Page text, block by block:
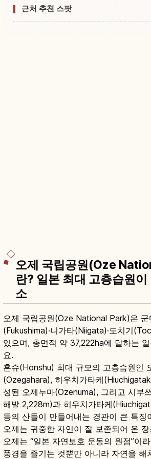
근처 추천 스팟
오제 국립공원(Oze
란? 일본 최대 고층습원이
소
오제 국립공원(Oze National Park)은 군
(Fukushima)·니가타(Niigata)·도치기
있으며, 총면적 약 37,222ha에 달하는
요.
혼슈(Honshu) 최대 규모의 고층습원인
(Ozegahara), 히우치가타케
성된 오제누마(Ozenuma), 그리고 시부
해발 2,228m)과 히우치가타케
등의 산들이 만들어내는 경관이 큰 특징
오제는 귀중한 자연이 잘 보존되어 온
오제는 “일본 자연보호 운동의 원점”이
풍경을 즐기는 것뿐만 아니라 자연을 해